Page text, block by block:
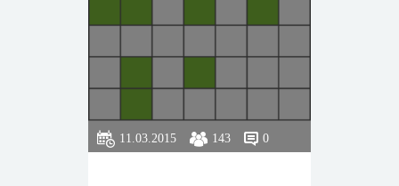
11.03.2015 143 0